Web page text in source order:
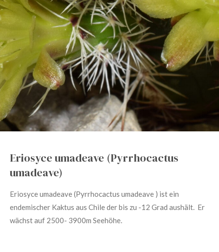
Eriosyce umadeave (Pyrrhocactus
umadeave)
Eriosyce umadeave (Pyrrhocactus umadeave ) ist ein
endemischer Kaktus aus Chile der bis zu -12 Grad aushält. Er
wächst auf 2500- 3900m Seehöhe.